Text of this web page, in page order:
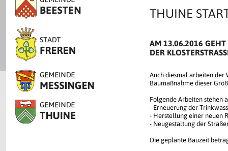
THUINE
AM 13.06.2016 GEHT
DER
Auch diesmal arbeiten der
Baumaßnahme dieser
Folgende Arbeiten stehen
- Erneuerung der
- Herstellung einer neuen
- Neugestaltung der
Die geplante Bauzeit